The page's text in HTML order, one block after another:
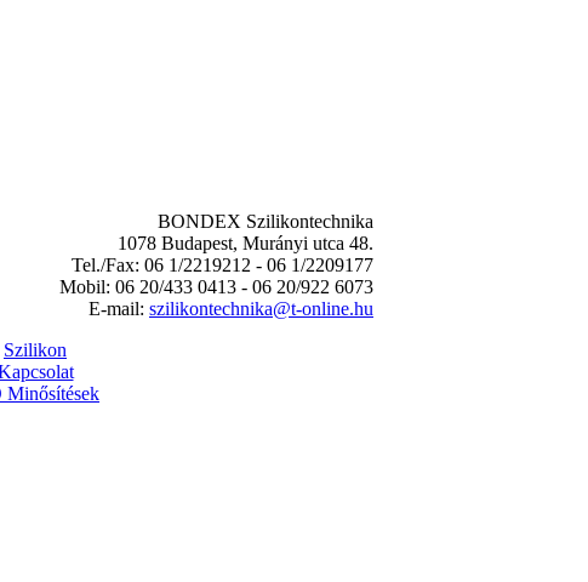
BONDEX Szilikontechnika
1078 Budapest, Murányi utca 48.
Tel./Fax: 06 1/2219212 - 06 1/2209177
Mobil: 06 20/433 0413 - 06 20/922 6073
E-mail: szilikontechnika@t-online.hu
Szilikon
Minősítések